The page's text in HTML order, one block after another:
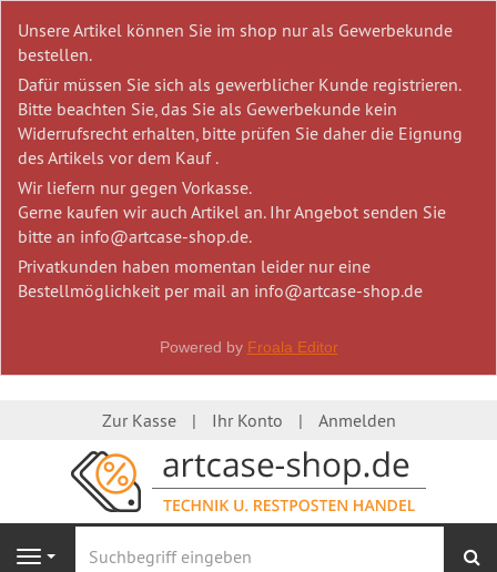
Unsere Artikel können Sie im shop nur als Gewerbekunde
bestellen.
Dafür müssen Sie sich als gewerblicher Kunde registrieren.
Bitte beachten Sie, das Sie als Gewerbekunde kein
Widerrufsrecht erhalten, bitte prüfen Sie daher die Eignung
des Artikels vor dem Kauf .
Wir liefern nur gegen Vorkasse.
Gerne kaufen wir auch Artikel an. Ihr Angebot senden Sie
bitte an info@artcase-shop.de.
Privatkunden haben momentan leider nur eine
Bestellmöglichkeit per mail an info@artcase-shop.de
Powered by Froala Editor
Zur Kasse Ihr Konto Anmelden
Navigation